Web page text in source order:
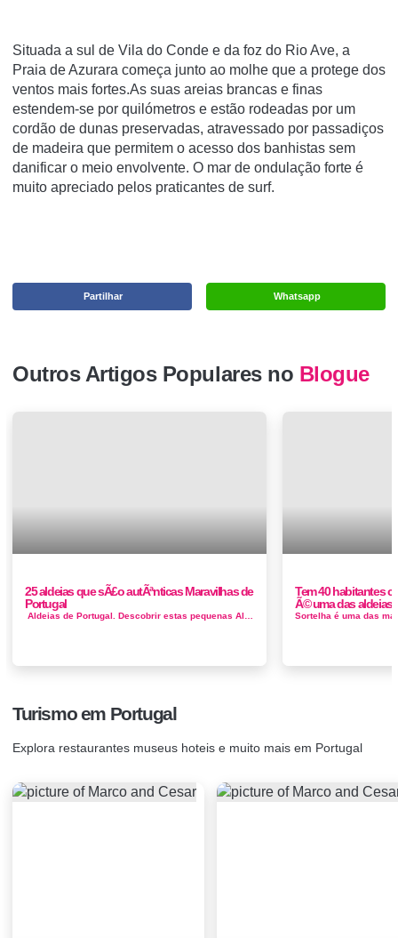
Situada a sul de Vila do Conde e da foz do Rio Ave, a
Praia de Azurara começa junto ao molhe que a protege dos
ventos mais fortes.As suas areias brancas e finas
estendem-se por quilómetros e estão rodeadas por um
cordão de dunas preservadas, atravessado por passadiços
de madeira que permitem o acesso dos banhistas sem
danificar o meio envolvente. O mar de ondulação forte é
muito apreciado pelos praticantes de surf.
Whatsapp
Partilhar
Outros Artigos Populares no Blogue
25 aldeias que sÃ£o autÃªnticas Maravilhas de
Portugal
Tem 40 habitantes
Ã© uma das aldeias
Turismo em Portugal
Explora restaurantes museus hoteis e muito mais em Portugal